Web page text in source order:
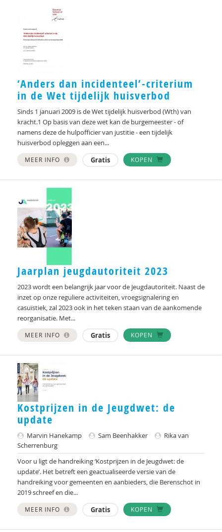
‘Anders dan incidenteel’-criterium
in de Wet tijdelijk huisverbod
Sinds 1 januari 2009 is de Wet tijdelijk huisverbod (Wth) van
kracht.1 Op basis van deze wet kan de burgemeester - of
namens deze de hulpofficier van justitie - een tijdelijk
huisverbod opleggen aan een...
MEER INFO Gratis KOPEN
Jaarplan jeugdautoriteit 2023
2023 wordt een belangrijk jaar voor de Jeugdautoriteit. Naast de
inzet op onze reguliere activiteiten, vroegsignalering en
casuïstiek, zal 2023 ook in het teken staan van de aankomende
reorganisatie. Met...
MEER INFO Gratis KOPEN
Kostprijzen in de Jeugdwet: de
update
Marvin Hanekamp Sam Beenhakker
Rika van
Scherrenburg
Voor u ligt de handreiking ‘Kostprijzen in de Jeugdwet: de
update’. Het betreft een geactualiseerde versie van de
handreiking voor gemeenten en aanbieders, die Berenschot in
2019 schreef en die...
MEER INFO Gratis KOPEN